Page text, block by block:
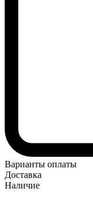
Варианты оплаты
Доставка
Наличие